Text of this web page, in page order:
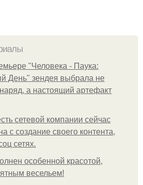
"Человека - Паука:
День" зендея выбрала не
а настоящий артефакт
сетевой компании сейчас
с создание своего контента,
сетях.
особенной красотой,
весельем!